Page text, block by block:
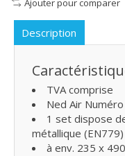
Ajouter pour comparer
Description
TVA comprise
Ned Air
1 set dispose
métallique (EN779)
à env. 235 x